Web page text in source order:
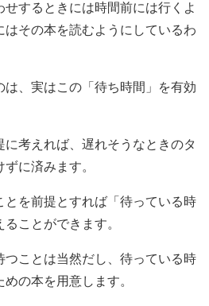
するときには時間前には行くよ
はその本を読むようにしているわ
、実はこの「待ち時間」を有効
考えれば、遅れそうなときのタ
に済みます。
とを前提とすれば「待っている時
ことができます。
つことは当然だし、待っている時
の本を用意します。